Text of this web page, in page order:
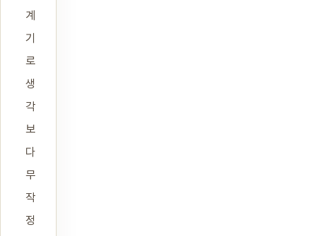
계
기
로
생
각
보
다
무
작
정